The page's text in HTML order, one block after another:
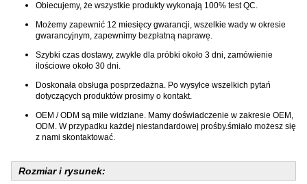
Obiecujemy, że wszystkie produkty wykonają 100% test QC.
Możemy zapewnić 12 miesięcy gwarancji, wszelkie wady w okresie
gwarancyjnym, zapewnimy bezpłatną naprawę.
Szybki czas dostawy, zwykle dla próbki około 3 dni, zamówienie
ilościowe około 30 dni.
Doskonała obsługa posprzedażna. Po wysyłce wszelkich pytań
dotyczących produktów prosimy o kontakt.
OEM / ODM są mile widziane. Mamy doświadczenie w zakresie OEM,
ODM. W przypadku każdej niestandardowej prośby.śmiało możesz się
z nami skontaktować.
Rozmiar i rysunek: